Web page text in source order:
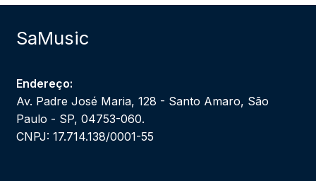
SaMusic
Endereço:
Av. Padre José Maria, 128 - Santo Amaro, São
Paulo - SP, 04753-060.
CNPJ: 17.714.138/0001-55